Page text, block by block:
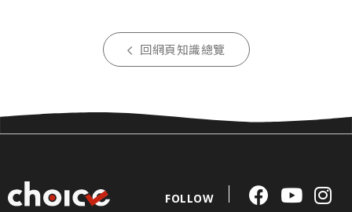
回網頁知識總覽
FOLLOW